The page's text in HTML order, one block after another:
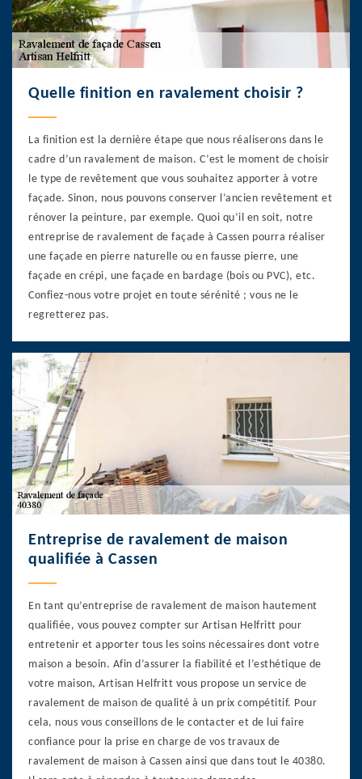
Quelle finition en ravalement choisir ?
La finition est la dernière étape que nous réaliserons dans le
cadre d’un ravalement de maison. C’est le moment de choisir
le type de revêtement que vous souhaitez apporter à votre
façade. Sinon, nous pouvons conserver l’ancien revêtement et
rénover la peinture, par exemple. Quoi qu’il en soit, notre
entreprise de ravalement de façade à Cassen pourra réaliser
une façade en pierre naturelle ou en fausse pierre, une
façade en crépi, une façade en bardage (bois ou PVC), etc.
Confiez-nous votre projet en toute sérénité ; vous ne le
regretterez pas.
Entreprise de ravalement de maison
qualifiée à Cassen
En tant qu’entreprise de ravalement de maison hautement
qualifiée, vous pouvez compter sur Artisan Helfritt pour
entretenir et apporter tous les soins nécessaires dont votre
maison a besoin. Afin d’assurer la fiabilité et l’esthétique de
votre maison, Artisan Helfritt vous propose un service de
ravalement de maison de qualité à un prix compétitif. Pour
cela, nous vous conseillons de le contacter et de lui faire
confiance pour la prise en charge de vos travaux de
ravalement de maison à Cassen ainsi que dans tout le 40380.